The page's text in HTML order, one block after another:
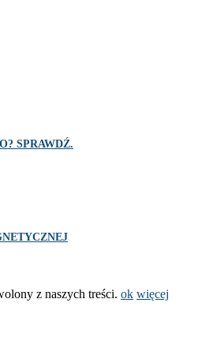
SPRAWDŹ.
z naszych treści. ok więcej